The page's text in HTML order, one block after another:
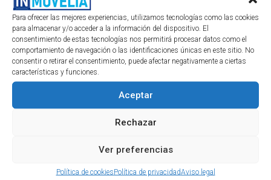
Para ofrecer las mejores experiencias, utilizamos tecnologías como las cookies
para almacenar y/o acceder a la información del dispositivo. El
consentimiento de estas tecnologías nos permitirá procesar datos como el
comportamiento de navegación o las identificaciones únicas en este sitio. No
consentir o retirar el consentimiento, puede afectar negativamente a ciertas
características y funciones.
Aceptar
Rechazar
Ver preferencias
Política de cookiesPolítica de privacidadAviso legal
Lee mas
Buscar
Buscar